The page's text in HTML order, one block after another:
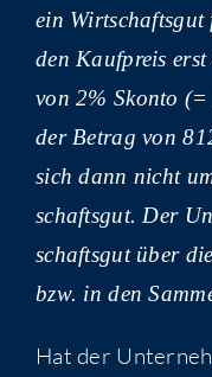
ein
den Kauf­preis
von 2% Skon­to
der Betrag von
sich dann nicht
schafts­gut. Der
schafts­gut über
bzw. in den
Hat der